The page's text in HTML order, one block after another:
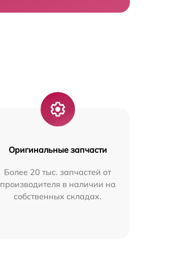
Оригинальные запчасти
Более 20 тыс. запчастей от
производителя в наличии на
собственных складах.